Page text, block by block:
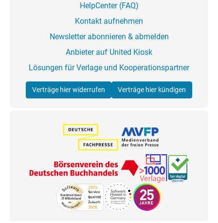
HelpCenter (FAQ)
Kontakt aufnehmen
Newsletter abonnieren & abmelden
Anbieter auf United Kiosk
Lösungen für Verlage und Kooperationspartner
Verträge hier widerrufen Verträge hier kündigen